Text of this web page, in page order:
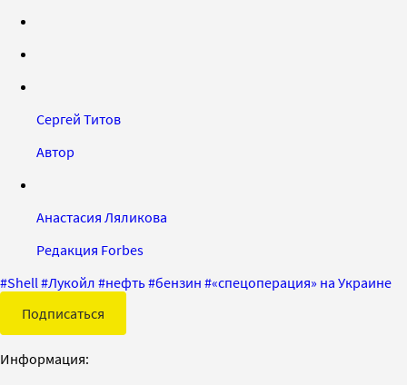
Сергей Титов
Автор
Анастасия Ляликова
Редакция Forbes
#Shell #Лукойл #нефть#бензин #«спецоперация» на Украине
Подписаться
Информация: